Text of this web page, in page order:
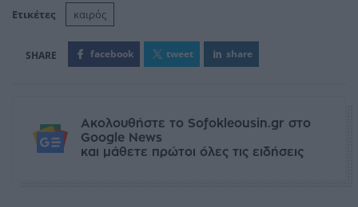
Ετικέτες καιρός
facebook tweet share
Ακολουθήστε το Sofokleousin.gr στο
Google News
και μάθετε πρώτοι όλες τις ειδήσεις